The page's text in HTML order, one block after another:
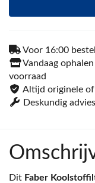
Voor 16:00
Vandaag
voorraad
Altijd originele
Deskundig
Dit Faber